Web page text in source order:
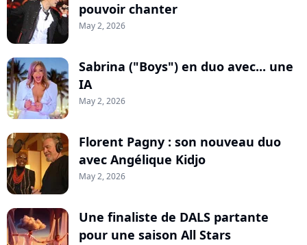
pouvoir chanter
May 2, 2026
Sabrina ("Boys") en duo avec... une
IA
May 2, 2026
Florent Pagny : son nouveau duo
avec Angélique Kidjo
May 2, 2026
Une finaliste de DALS partante
pour une saison All Stars